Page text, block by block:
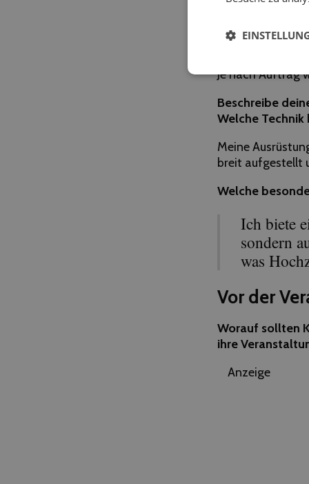
Wie
Je nach Auftrag
Beschreibe
Welche
Meine
breit aufgestellt
Welche
Ich biete
sondern
was
Vor der
Worauf sollten
ihre
Anzeige